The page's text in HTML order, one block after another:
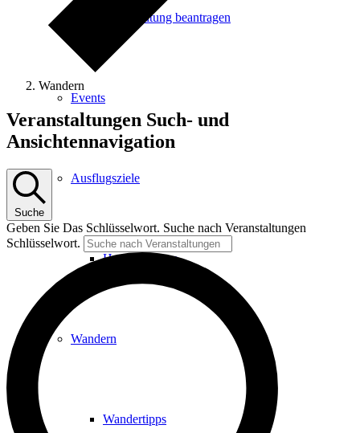
Veranstaltung beantragen
Events
Ausflugsziele
Hardtbergturm
Wandern
Wandertipps
Wandern
Veranstaltungen
Veranstaltungen Such- und
Ansichtennavigation
Suche
Geben Sie Das Schlüsselwort. Suche nach Veranstaltungen
Schlüsselwort.